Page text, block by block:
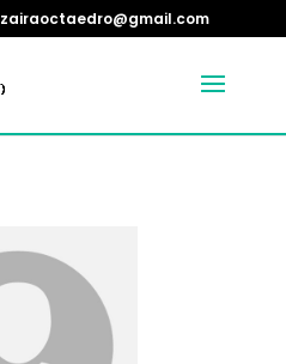
zairaoctaedro@gmail.com